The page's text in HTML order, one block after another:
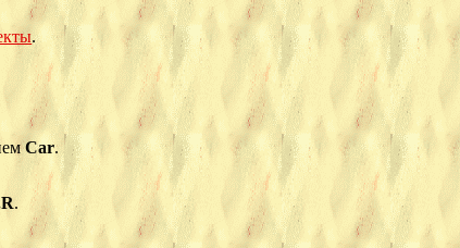
.
Car.
.